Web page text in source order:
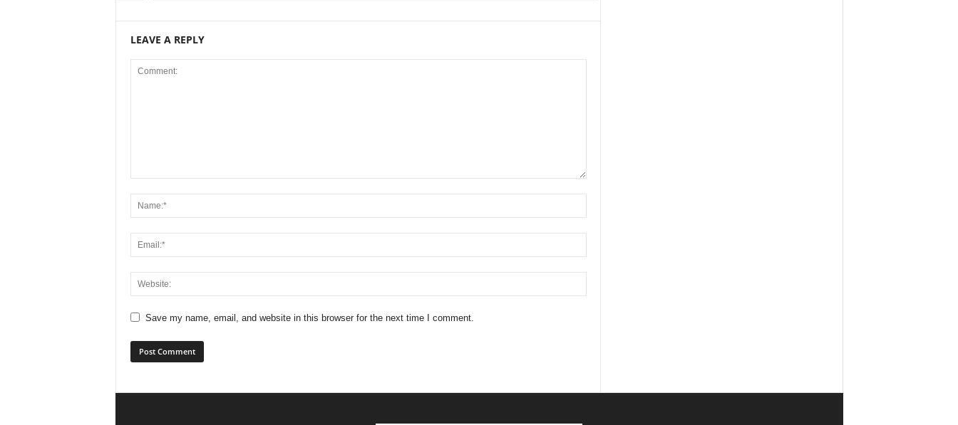
LEAVE A REPLY
Save my name, email, and website in this browser for the next time I comment.